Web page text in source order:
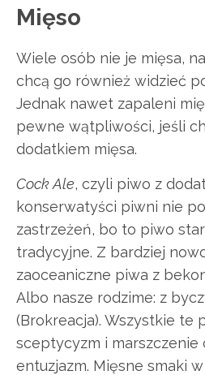
Mięso
Wiele osób nie je mięsa,
chcą go również widzieć
Jednak nawet zapaleni
pewne wątpliwości, jeśli
dodatkiem mięsa.
Cock Ale, czyli piwo z
konserwatyści piwni nie
zastrzeżeń, bo to piwo
tradycyjne. Z bardziej
zaoceaniczne piwa z
Albo nasze rodzime: z
(Brokreacja). Wszystkie te
sceptycyzm i marszczenie
entuzjazm. Mięsne smaki